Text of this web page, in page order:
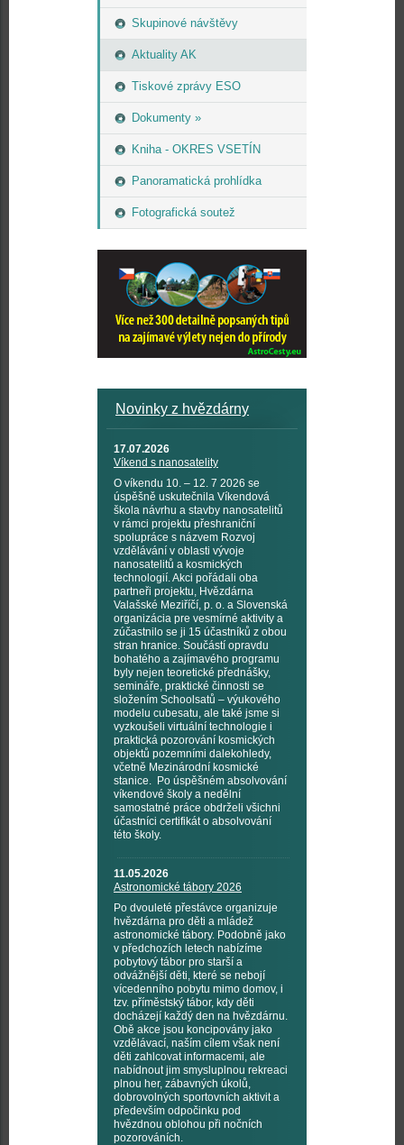
Skupinové návštěvy
Aktuality AK
Tiskové zprávy ESO
Dokumenty »
Kniha - OKRES VSETÍN
Panoramatická prohlídka
Fotografická soutež
Novinky z hvězdárny
17.07.2026
Víkend s nanosatelity
O víkendu 10. – 12. 7 2026 se
úspěšně uskutečnila Víkendová
škola návrhu a stavby nanosatelitů
v rámci projektu přeshraniční
spolupráce s názvem Rozvoj
vzdělávání v oblasti vývoje
nanosatelitů a kosmických
technologií. Akci pořádali oba
partneři projektu, Hvězdárna
Valašské Meziříčí, p. o. a Slovenská
organizácia pre vesmírné aktivity a
zúčastnilo se ji 15 účastníků z obou
stran hranice. Součástí opravdu
bohatého a zajímavého programu
byly nejen teoretické přednášky,
semináře, praktické činnosti se
složením Schoolsatů – výukového
modelu cubesatu, ale také jsme si
vyzkoušeli virtuální technologie i
praktická pozorování kosmických
objektů pozemními dalekohledy,
včetně Mezinárodní kosmické
stanice. Po úspěšném absolvování
víkendové školy a nedělní
samostatné práce obdrželi všichni
účastníci certifikát o absolvování
této školy.
11.05.2026
Astronomické tábory 2026
Po dvouleté přestávce organizuje
hvězdárna pro děti a mládež
astronomické tábory. Podobně jako
v předchozích letech nabízíme
pobytový tábor pro starší a
odvážnější děti, které se nebojí
vícedenního pobytu mimo domov, i
tzv. příměstský tábor, kdy děti
docházejí každý den na hvězdárnu.
Obě akce jsou koncipovány jako
vzdělávací, naším cílem však není
děti zahlcovat informacemi, ale
nabídnout jim smysluplnou rekreaci
plnou her, zábavných úkolů,
dobrovolných sportovních aktivit a
především odpočinku pod
hvězdnou oblohou při nočních
pozorováních.